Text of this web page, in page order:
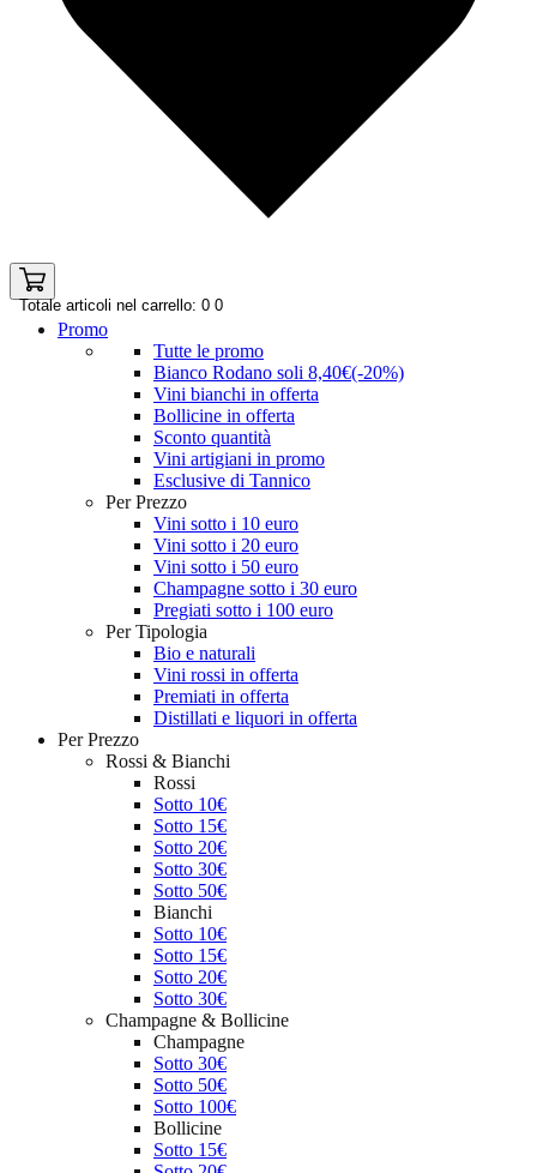
Totale articoli nel carrello: 0 0
Promo
Tutte le promo
Bianco Rodano soli 8,40€(-20%)
Vini bianchi in offerta
Bollicine in offerta
Sconto quantità
Vini artigiani in promo
Esclusive di Tannico
Per Prezzo
Vini sotto i 10 euro
Vini sotto i 20 euro
Vini sotto i 50 euro
Champagne sotto i 30 euro
Pregiati sotto i 100 euro
Per Tipologia
Bio e naturali
Vini rossi in offerta
Premiati in offerta
Distillati e liquori in offerta
Per Prezzo
Rossi & Bianchi
Rossi
Sotto 10€
Sotto 15€
Sotto 20€
Sotto 30€
Sotto 50€
Bianchi
Sotto 10€
Sotto 15€
Sotto 20€
Sotto 30€
Champagne & Bollicine
Champagne
Sotto 30€
Sotto 50€
Sotto 100€
Bollicine
Sotto 15€